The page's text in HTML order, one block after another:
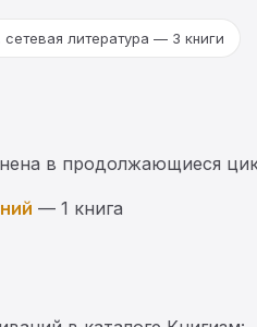
литература — 3 книги
в продолжающиеся
— 1 книга